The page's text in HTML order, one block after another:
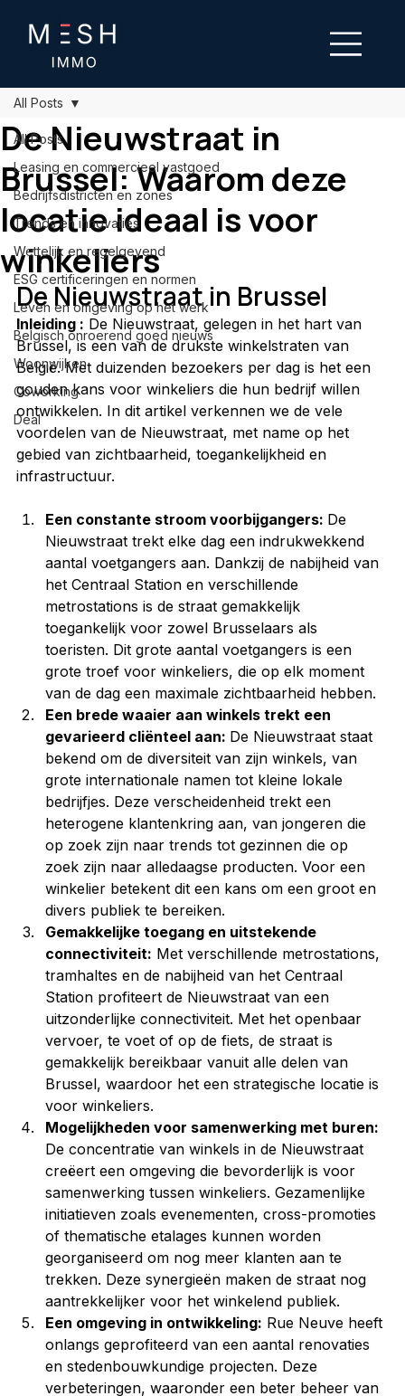
All Posts
Leasing en commercieel vastgoed
Bedrijfsdistricten en zones
Trends en innovaties
Wettelijk en regelgevend
ESG certificeringen en normen
Leven en omgeving op het werk
Belgisch onroerend goed nieuws
Woonwijken
Coworking
Deal
All Posts
De Nieuwstraat in
Brussel: Waarom deze
locatie ideaal is voor
winkeliers
De Nieuwstraat in Brussel
Inleiding : De Nieuwstraat, gelegen in het hart van
Brussel, is een van de drukste winkelstraten van
België. Met duizenden bezoekers per dag is het een
gouden kans voor winkeliers die hun bedrijf willen
ontwikkelen. In dit artikel verkennen we de vele
voordelen van de Nieuwstraat, met name op het
gebied van zichtbaarheid, toegankelijkheid en
infrastructuur.
Een constante stroom voorbijgangers: De
Nieuwstraat trekt elke dag een indrukwekkend
aantal voetgangers aan. Dankzij de nabijheid van
het Centraal Station en verschillende
metrostations is de straat gemakkelijk
toegankelijk voor zowel Brusselaars als
toeristen. Dit grote aantal voetgangers is een
grote troef voor winkeliers, die op elk moment
van de dag een maximale zichtbaarheid hebben.
Een brede waaier aan winkels trekt een
gevarieerd cliënteel aan: De Nieuwstraat staat
bekend om de diversiteit van zijn winkels, van
grote internationale namen tot kleine lokale
bedrijfjes. Deze verscheidenheid trekt een
heterogene klantenkring aan, van jongeren die
op zoek zijn naar trends tot gezinnen die op
zoek zijn naar alledaagse producten. Voor een
winkelier betekent dit een kans om een groot en
divers publiek te bereiken.
Gemakkelijke toegang en uitstekende
connectiviteit: Met verschillende metrostations,
tramhaltes en de nabijheid van het Centraal
Station profiteert de Nieuwstraat van een
uitzonderlijke connectiviteit. Met het openbaar
vervoer, te voet of op de fiets, de straat is
gemakkelijk bereikbaar vanuit alle delen van
Brussel, waardoor het een strategische locatie is
voor winkeliers.
Mogelijkheden voor samenwerking met buren:
De concentratie van winkels in de Nieuwstraat
creëert een omgeving die bevorderlijk is voor
samenwerking tussen winkeliers. Gezamenlijke
initiatieven zoals evenementen, cross-promoties
of thematische etalages kunnen worden
georganiseerd om nog meer klanten aan te
trekken. Deze synergieën maken de straat nog
aantrekkelijker voor het winkelend publiek.
Een omgeving in ontwikkeling: Rue Neuve heeft
onlangs geprofiteerd van een aantal renovaties
en stedenbouwkundige projecten. Deze
verbeteringen, waaronder een beter beheer van